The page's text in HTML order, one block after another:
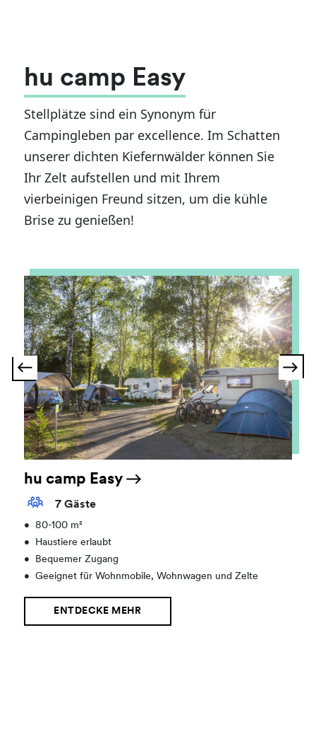
hu camp Easy
Stellplätze sind ein Synonym für
Campingleben par excellence. Im Schatten
unserer dichten Kiefernwälder können Sie
Ihr Zelt aufstellen und mit Ihrem
vierbeinigen Freund sitzen, um die kühle
Brise zu genießen!
hu camp Easy
7 Gäste
•
80-100 m²
•
Haustiere erlaubt
•
Bequemer Zugang
•
Geeignet für Wohnmobile, Wohnwagen und Zelte
ENTDECKE MEHR